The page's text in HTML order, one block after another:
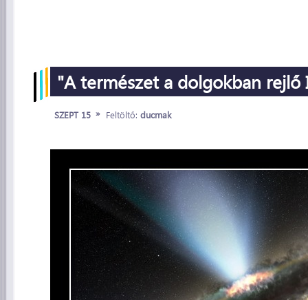
"A természet a dolgokban rejlő
SZEPT 15 » Feltöltő: ducmak